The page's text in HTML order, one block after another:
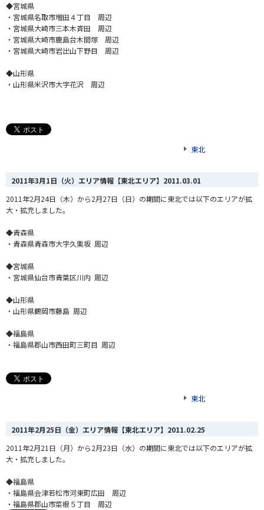
◆宮城県
・宮城県名取市増田４丁目 周辺
・宮城県大崎市三本木斉田 周辺
・宮城県大崎市鹿島台木間塚 周辺
・宮城県大崎市岩出山下野目 周辺
◆山形県
・山形県米沢市大字花沢 周辺
東北
2011年3月1日（火）エリア情報【東北エリア】 2011.03.01
2011年2月24日（木）から2月27日（日）の期間に東北では以下のエリアが拡
大・拡充しました。
◆青森県
・青森県青森市大字久栗坂 周辺
◆宮城県
・宮城県仙台市青葉区川内 周辺
◆山形県
・山形県鶴岡市藤島 周辺
◆福島県
・福島県郡山市西田町三町目 周辺
東北
2011年2月25日（金）エリア情報【東北エリア】 2011.02.25
2011年2月21日（月）から2月23日（水）の期間に東北では以下のエリアが拡
大・拡充しました。
◆福島県
・福島県会津若松市河東町広田 周辺
・福島県郡山市菜根５丁目 周辺